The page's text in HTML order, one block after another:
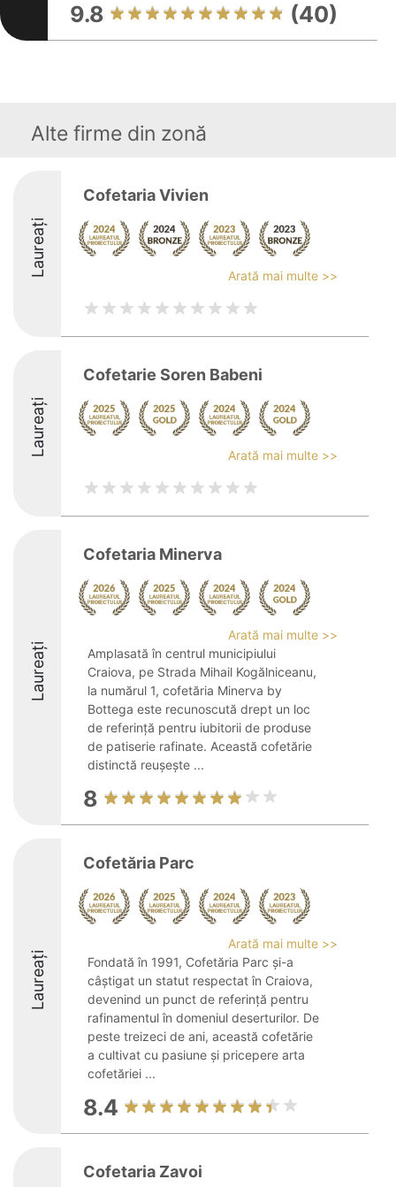
9.8 (40)
Alte firme din zonă
Laureați
Cofetaria Vivien
Arată mai multe >>
Laureați
Cofetarie Soren Babeni
Arată mai multe >>
Laureați
Cofetaria Minerva
Arată mai multe >>
Amplasată în centrul municipiului
Craiova, pe Strada Mihail Kogălniceanu,
la numărul 1, cofetăria Minerva by
Bottega este recunoscută drept un loc
de referință pentru iubitorii de produse
de patiserie rafinate. Această cofetărie
distinctă reușește ...
8
Laureați
Cofetăria Parc
Arată mai multe >>
Fondată în 1991, Cofetăria Parc și-a
câștigat un statut respectat în Craiova,
devenind un punct de referință pentru
rafinamentul în domeniul deserturilor. De
peste treizeci de ani, această cofetărie
a cultivat cu pasiune și pricepere arta
cofetăriei ...
8.4
Cofetaria Zavoi